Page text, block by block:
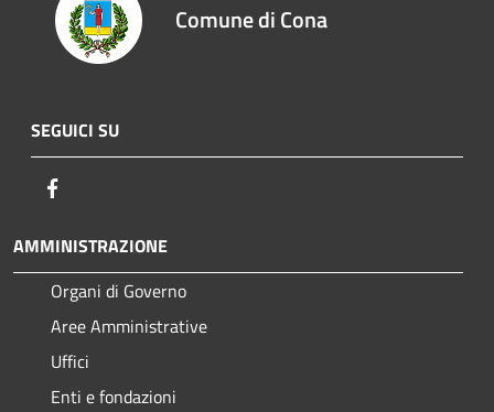
Comune di Cona
SEGUICI SU
AMMINISTRAZIONE
Organi di Governo
Aree Amministrative
Uffici
Enti e fondazioni